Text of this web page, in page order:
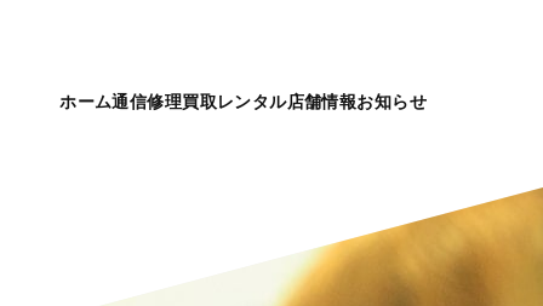
ホーム通信修理買取レンタル店舗情報お知らせ